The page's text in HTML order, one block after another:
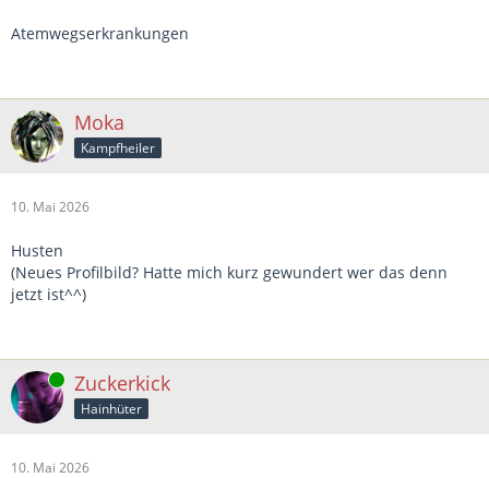
Atemwegserkrankungen
Moka
Kampfheiler
10. Mai 2026
Husten
(Neues Profilbild? Hatte mich kurz gewundert wer das denn
jetzt ist^^)
Online Zuckerkick
Hainhüter
10. Mai 2026